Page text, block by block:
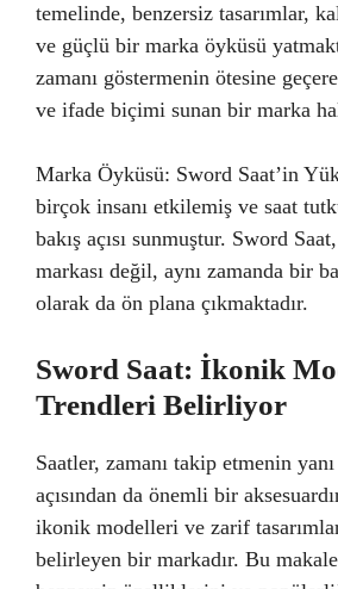
temelinde, benzersiz tasarımlar,
ve güçlü bir marka öyküsü
zamanı göstermenin ötesine
ve ifade biçimi sunan bir marka
Marka Öyküsü: Sword Saat’in
birçok insanı etkilemiş ve saat
bakış açısı sunmuştur. Sword
markası değil, aynı zamanda bir
olarak da ön plana çıkmaktadır.
Sword Saat: İkonik
Trendleri Belirliyor
Saatler, zamanı takip etmenin
açısından da önemli bir
ikonik modelleri ve zarif
belirleyen bir markadır. Bu